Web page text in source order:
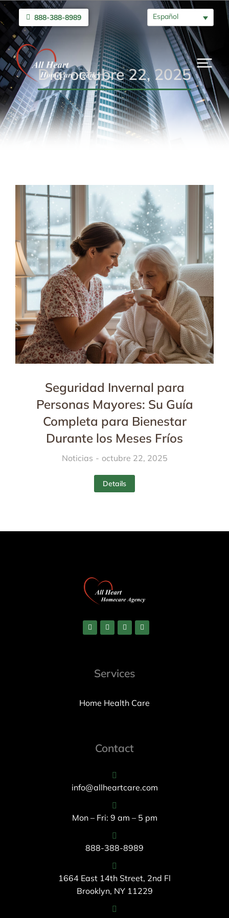
888-388-8989 Español
Día: octubre 22, 2025
Seguridad Invernal para
Personas Mayores: Su Guía
Completa para Bienestar
Durante los Meses Fríos
Noticias octubre 22, 2025
Details
Services
Home Health Care
Contact
info@allheartcare.com
Mon – Fri: 9 am – 5 pm
888-388-8989
1664 East 14th Street, 2nd Fl
Brooklyn, NY 11229